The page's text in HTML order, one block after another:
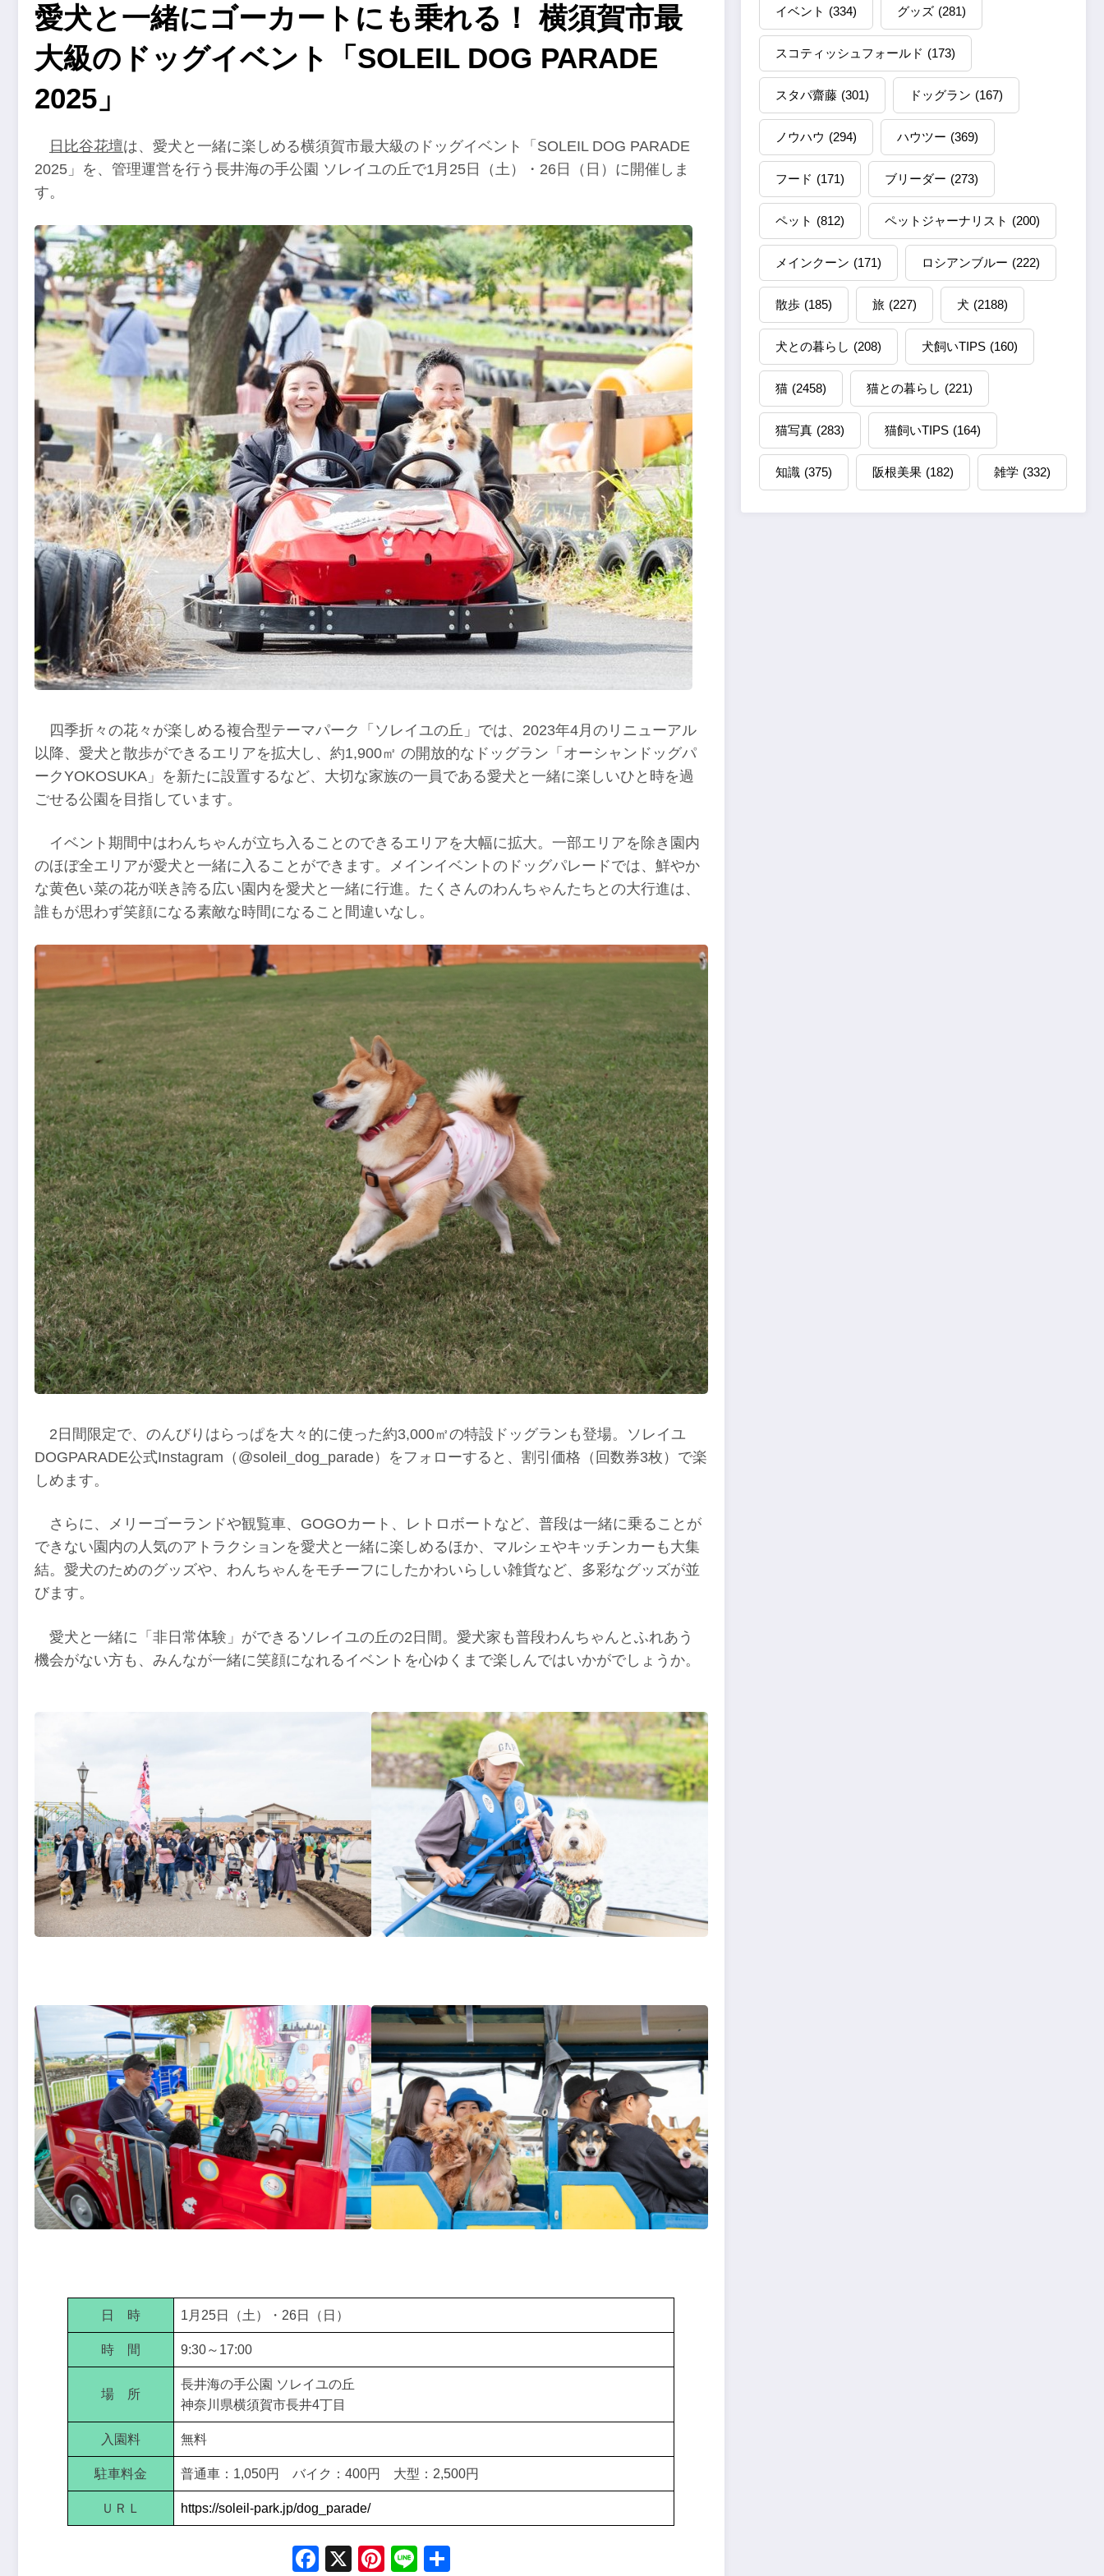
愛犬と一緒にゴーカートにも乗れる！ 横須賀市最
大級のドッグイベント「SOLEIL DOG PARADE
2025」
日比谷花壇は、愛犬と一緒に楽しめる横須賀市最大級のドッグイベント「SOLEIL DOG PARADE
2025」を、管理運営を行う長井海の手公園 ソレイユの丘で1月25日（土）・26日（日）に開催しま
す。
四季折々の花々が楽しめる複合型テーマパーク「ソレイユの丘」では、2023年4月のリニューアル
以降、愛犬と散歩ができるエリアを拡大し、約1,900㎡ の開放的なドッグラン「オーシャンドッグパ
ークYOKOSUKA」を新たに設置するなど、大切な家族の一員である愛犬と一緒に楽しいひと時を過
ごせる公園を目指しています。
イベント期間中はわんちゃんが立ち入ることのできるエリアを大幅に拡大。一部エリアを除き園内
のほぼ全エリアが愛犬と一緒に入ることができます。メインイベントのドッグパレードでは、鮮やか
な黄色い菜の花が咲き誇る広い園内を愛犬と一緒に行進。たくさんのわんちゃんたちとの大行進は、
誰もが思わず笑顔になる素敵な時間になること間違いなし。
2日間限定で、のんびりはらっぱを大々的に使った約3,000㎡の特設ドッグランも登場。ソレイユ
DOGPARADE公式Instagram（@soleil_dog_parade）をフォローすると、割引価格（回数券3枚）で楽
しめます。
さらに、メリーゴーランドや観覧車、GOGOカート、レトロボートなど、普段は一緒に乗ることが
できない園内の人気のアトラクションを愛犬と一緒に楽しめるほか、マルシェやキッチンカーも大集
結。愛犬のためのグッズや、わんちゃんをモチーフにしたかわいらしい雑貨など、多彩なグッズが並
びます。
愛犬と一緒に「非日常体験」ができるソレイユの丘の2日間。愛犬家も普段わんちゃんとふれあう
機会がない方も、みんなが一緒に笑顔になれるイベントを心ゆくまで楽しんではいかがでしょうか。
日 時 1月25日（土）・26日（日）
時 間 9:30～17:00
場 所
長井海の手公園 ソレイユの丘
神奈川県横須賀市長井4丁目
入園料 無料
駐車料金 普通車：1,050円 バイク：400円 大型：2,500円
ＵＲＬ https://soleil-park.jp/dog_parade/
Facebook
X Pinterest
Line
イベント (334) グッズ (281)
スコティッシュフォールド (173)
スタパ齋藤 (301) ドッグラン (167)
ノウハウ (294) ハウツー (369)
フード (171) ブリーダー (273)
ペット (812) ペットジャーナリスト (200)
メインクーン (171) ロシアンブルー (222)
散歩 (185) 旅 (227) 犬 (2188)
犬との暮らし (208) 犬飼いTIPS (160)
猫 (2458) 猫との暮らし (221)
猫写真 (283) 猫飼いTIPS (164)
知識 (375) 阪根美果 (182) 雑学 (332)